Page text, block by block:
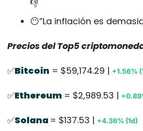
👎
😶“La inflación es
Precios del Top5
✅Bitcoin = $59,174.29 | +1.56%
✅Ethereum = $2,989.53 |
✅Solana = $137.53 | +4.36% (1d)